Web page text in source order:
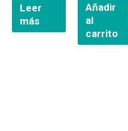
Leer
más
Añadir
al
carrito